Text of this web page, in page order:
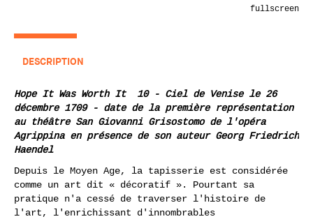
fullscreen
DESCRIPTION
Hope It Was Worth It 10 - Ciel de Venise le 26
décembre 1709 - date de la première représentation
au théâtre San Giovanni Grisostomo de l'opéra
Agrippina en présence de son auteur Georg Friedrich
Haendel
Depuis le Moyen Age, la tapisserie est considérée
comme un art dit « décoratif ». Pourtant sa
pratique n'a cessé de traverser l'histoire de
l'art, l'enrichissant d'innombrables